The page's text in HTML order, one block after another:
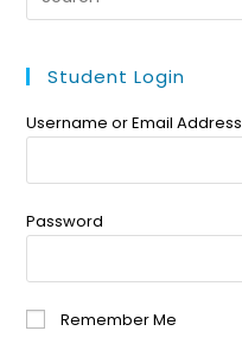
Student Login
Username or Email Address
Password
Remember Me